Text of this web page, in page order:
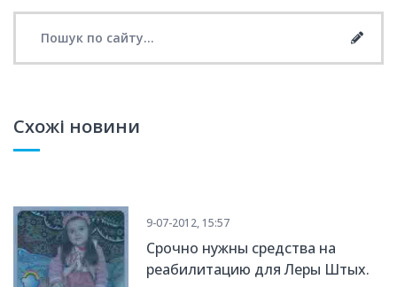
Схожі новини
9-07-2012, 15:57
Срочно нужны средства на
реабилитацию для Леры Штых.